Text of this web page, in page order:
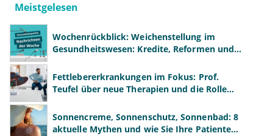
Meistgelesen
Wochenrückblick: Weichenstellung im
Gesundheitswesen: Kredite, Reformen und
Fettlebererkrankungen im Fokus: Prof.
Teufel über neue Therapien und die Rolle
Sonnencreme, Sonnenschutz, Sonnenbad: 8
aktuelle Mythen und wie Sie Ihre Patienten